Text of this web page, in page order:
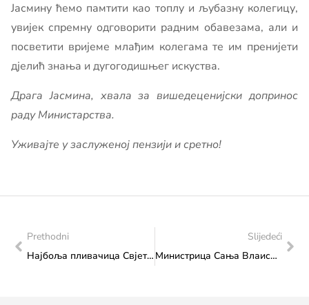
Јасмину ћемо памтити као топлу и љубазну колегицу,
увијек спремну одговорити радним обавезама, али и
посветити вријеме млађим колегама те им пренијети
дјелић знања и дугогодишњег искуства.
Драга Јасмина, хвала за вишедеценијски допринос
раду Министарства.
Уживајте у заслуженој пензији и сретно!
Prethodni
Најбоља пливачица Свјетског јуниорског првенства: Наша Лана опет сија!
Slijedeći
Министрица Сања Влаисављевић на састанку са редитељицом Јасмилом Жбанић након свјетске премијере серије „Знам како дишеш“ на Филмском фестивалу у Венецији